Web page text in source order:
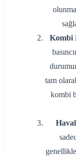
Kombi
tam
kombi